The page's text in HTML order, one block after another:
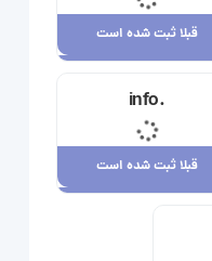
قبلا ثبت شده است
.info
قبلا ثبت شده است